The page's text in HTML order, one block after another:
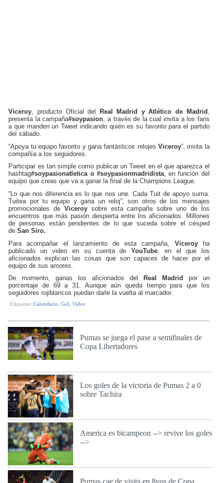
Viceroy , producto Oficial del Real Madrid y Atlético de Madrid
presenta la campaña#soypasion , a través de la cual invita a los fans
a que manden un Tweet indicando quién es su favorito para el partido
del sábado.
“Apoya tu equipo favorito y gana fantásticos relojesViceroy”, invita la
compañía a los seguidores.
Participar es tan simple como publicar un Tweet en el que aparezca el
hashtag#soypasionatletica o #soypasionmadridista, en función del
equipo que creas que va a ganar la final de la Champions League.
“Lo que nos diferencia es lo que nos une. Cada Tuit de apoyo suma.
Tuitea por tu equipo y gana un reloj”, son otros de los mensajes
promocionales de Viceroysobre esta campaña sobre uno de los
encuentros que más pasión despierta entre los aficionados. Millones
de personas están pendientes de lo que suceda sobre el césped
deSan Siro.
Para acompañar el lanzamiento de esta campaña, Viceroyha
publicado un video en su cuenta deYouTube , en el que los
aficionados explican las cosas que son capaces de hacer por el
equipo de sus amores.
De momento, ganas los aficionados del
Real Madrid
por un
porcentaje de 69 a 31. Aunque aún queda tiempo para que los
seguidores rojiblancos puedan darle la vuelta al marcador.
Etiquetas: Calendario Gol Video
Pumas se juega el pase a semifinales de
Copa Libertadores
Los goles de la victoria de Pumas 2 a 0
sobre Tachira
America es bicampeon --> revive los goles
-->
Pumas cae de visita en 8vos de Copa